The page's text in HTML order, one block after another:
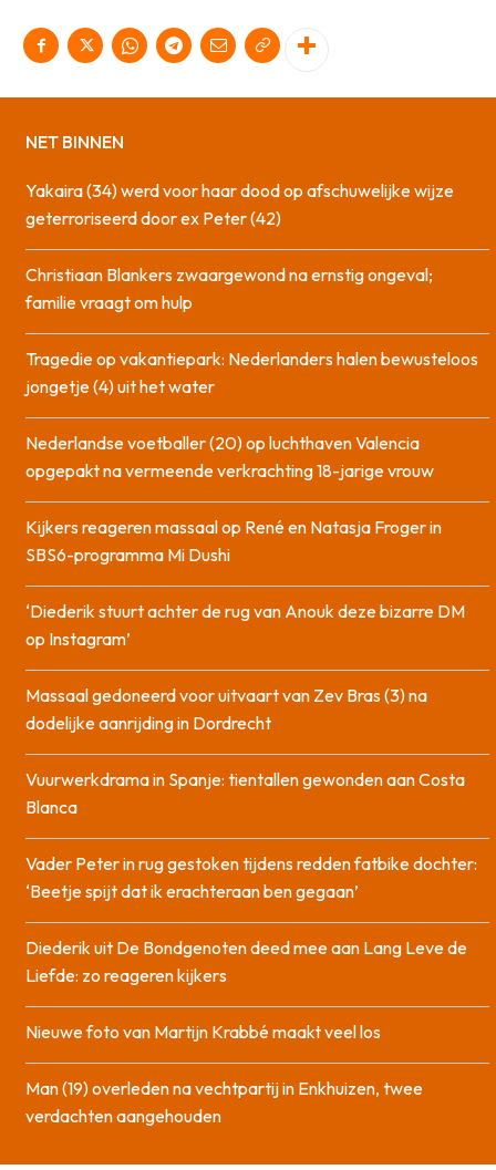
NET BINNEN
Yakaira (34) werd voor haar dood op afschuwelijke wijze
geterroriseerd door ex Peter (42)
Christiaan Blankers zwaargewond na ernstig ongeval;
familie vraagt om hulp
Tragedie op vakantiepark: Nederlanders halen bewusteloos
jongetje (4) uit het water
Nederlandse voetballer (20) op luchthaven Valencia
opgepakt na vermeende verkrachting 18-jarige vrouw
Kijkers reageren massaal op René en Natasja Froger in
SBS6-programma Mi Dushi
‘Diederik stuurt achter de rug van Anouk deze bizarre DM
op Instagram’
Massaal gedoneerd voor uitvaart van Zev Bras (3) na
dodelijke aanrijding in Dordrecht
Vuurwerkdrama in Spanje: tientallen gewonden aan Costa
Blanca
Vader Peter in rug gestoken tijdens redden fatbike dochter:
‘Beetje spijt dat ik erachteraan ben gegaan’
Diederik uit De Bondgenoten deed mee aan Lang Leve de
Liefde: zo reageren kijkers
Nieuwe foto van Martijn Krabbé maakt veel los
Man (19) overleden na vechtpartij in Enkhuizen, twee
verdachten aangehouden